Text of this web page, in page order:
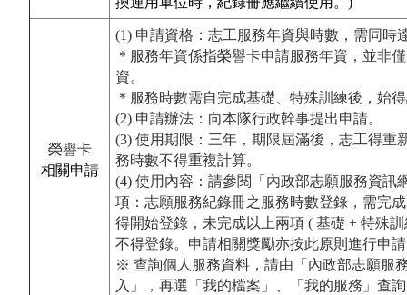
榮譽卡
相關申請
(1) 申請資格：志工服務年資與時數，需同時
＊服務年資係指榮譽卡申請服務年資，並非
資。
＊服務時數需自完成基礎、特殊訓練後，始
(2) 申請辦法： 向本隊行政幹事提出申請。
(3) 使用期限：三年，期限屆滿後，志工得重
務時數不得重複計算。
(4) 使用內容：請參閱「內政部志願服務資訊
項：志願服務紀錄冊之服務時數登錄，需完
得開始登錄，未完成以上兩項 ( 基礎 + 特殊
不得登錄。申請相關獎勵亦按此原則進行申
※ 查詢個人服務資料，請由「內政部志願服
入」，再選「我的檔案」、「我的服務」查